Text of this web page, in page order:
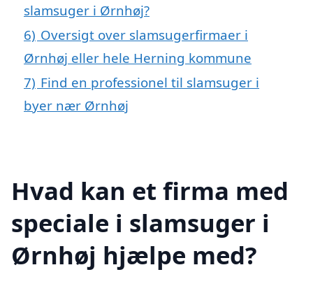
slamsuger i Ørnhøj?
6) Oversigt over slamsugerfirmaer i
Ørnhøj eller hele Herning kommune
7) Find en professionel til slamsuger i
byer nær Ørnhøj
Hvad kan et firma med
speciale i slamsuger i
Ørnhøj hjælpe med?